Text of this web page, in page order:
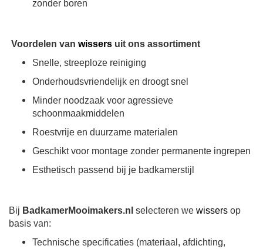
zonder boren
Voordelen van wissers uit ons assortiment
Snelle, streeploze reiniging
Onderhoudsvriendelijk en droogt snel
Minder noodzaak voor agressieve
schoonmaakmiddelen
Roestvrije en duurzame materialen
Geschikt voor montage zonder permanente ingrepen
Esthetisch passend bij je badkamerstijl
Bij BadkamerMooimakers.nl selecteren we wissers op
basis van:
Technische specificaties (materiaal, afdichting,